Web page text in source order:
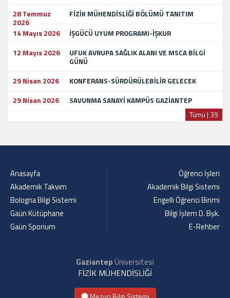
28 Temmuz
2026
FİZİK MÜHENDİSLİĞİ BÖLÜMÜ TANITIM
14 Mayıs 2026
İŞGÜCÜ UYUM PROGRAMI-İŞKUR
12 Mayıs 2026
UFUK AVRUPA SAĞLIK ALANI VE MSCA BİLGİ
GÜNÜ
29 Nisan 2026
KONFERANS-SÜRDÜRÜLEBİLİR GELECEK
29 Nisan 2026
SAVUNMA SANAYİ KAMPÜS GAZİANTEP
Tümü | 39
Anasayfa
Akademik Takvim
Bologna Bilgi Sistemi
Gaün Kütüphane
Gaün Sporium
Öğrenci İşleri
Akademik Bilgi Sistemi
Engelli Öğrenci Birimi
Bilgi İşlem D. Bşk.
E-Rehber
GaziantepÜniversitesi
FİZİK MÜHENDİSLİĞİ